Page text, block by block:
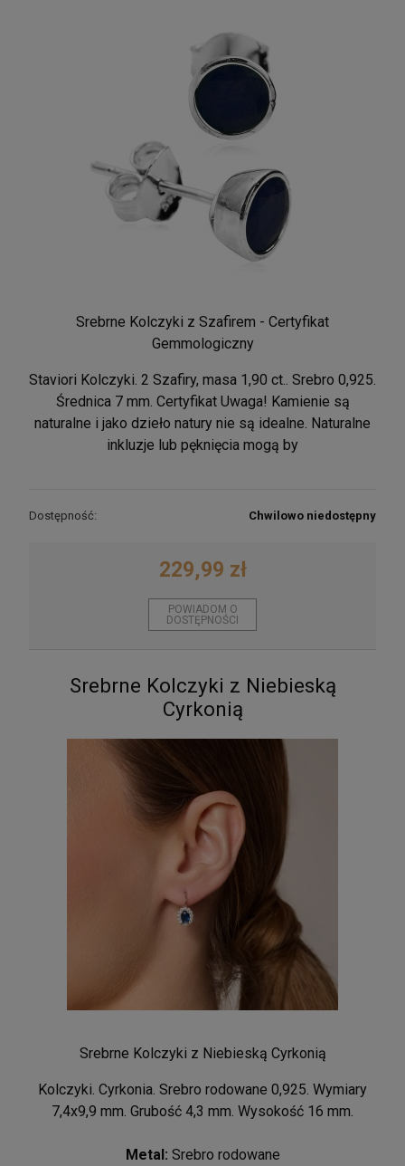
Srebrne Kolczyki z Szafirem - Certyfikat
Gemmologiczny
Staviori Kolczyki. 2 Szafiry, masa 1,90 ct.. Srebro 0,925.
Średnica 7 mm. Certyfikat Uwaga! Kamienie są
naturalne i jako dzieło natury nie są idealne. Naturalne
inkluzje lub pęknięcia mogą by
Dostępność: Chwilowo niedostępny
229,99 zł
POWIADOM O
DOSTĘPNOŚCI
Srebrne Kolczyki z Niebieską
Cyrkonią
Srebrne Kolczyki z Niebieską Cyrkonią
Kolczyki. Cyrkonia. Srebro rodowane 0,925. Wymiary
7,4x9,9 mm. Grubość 4,3 mm. Wysokość 16 mm.
Metal: Srebro rodowane